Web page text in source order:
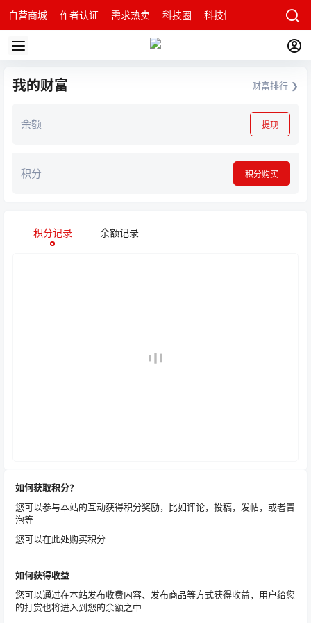
自营商城 作者认证 需求热卖 科技圈 科技快讯 智能科技问
我的财富 财富排行 ❯
余额 提现
积分 积分购买
积分记录 余额记录
如何获取积分？
您可以参与本站的互动获得积分奖励，比如评论，投稿，发帖，或者冒
泡等
您可以在此处购买积分
如何获得收益
您可以通过在本站发布收费内容、发布商品等方式获得收益，用户给您
的打赏也将进入到您的余额之中